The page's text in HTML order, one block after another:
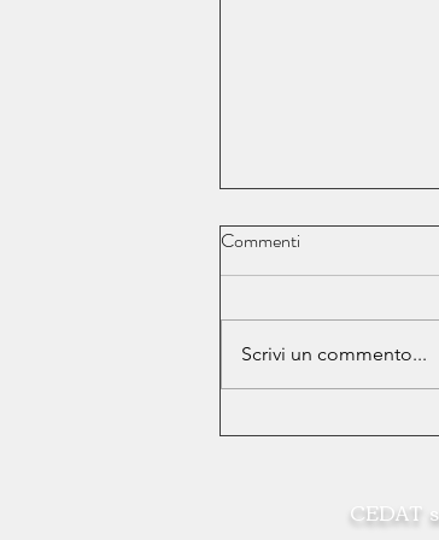
Nuovi obblighi sui
Commenti
Scrivi un commento...
CEDAT